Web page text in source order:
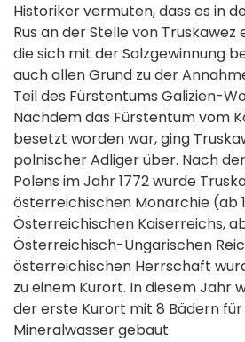
Historiker vermuten, dass es in
Rus an der Stelle von Truskawez
die sich mit der Salzgewinnung
auch allen Grund zu der
Teil des Fürstentums Galizien-
Nachdem das Fürstentum vom
besetzt worden war, ging
polnischer Adliger über. Nach
Polens im Jahr 1772 wurde
österreichischen Monarchie (ab
Österreichischen Kaiserreichs,
Österreichisch-Ungarischen
österreichischen Herrschaft
zu einem Kurort. In diesem Jahr
der erste Kurort mit 8 Bädern für
Mineralwasser gebaut.